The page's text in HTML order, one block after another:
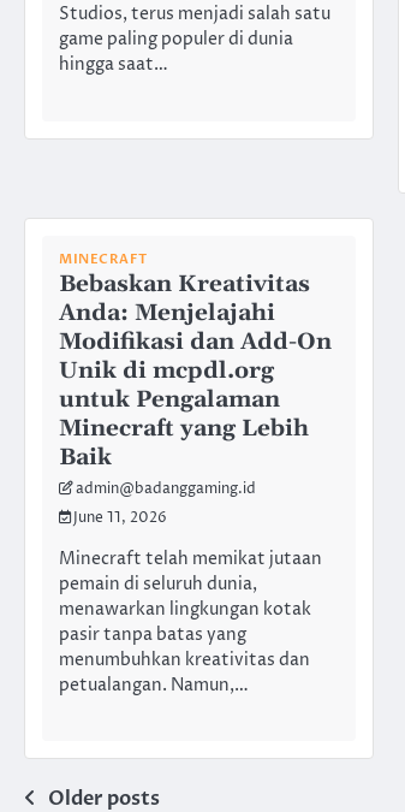
Studios, terus menjadi salah satu
game paling populer di dunia
hingga saat…
MINECRAFT
Bebaskan Kreativitas
Anda: Menjelajahi
Modifikasi dan Add-On
Unik di mcpdl.org
untuk Pengalaman
Minecraft yang Lebih
Baik
admin@badanggaming.id
June 11, 2026
Minecraft telah memikat jutaan
pemain di seluruh dunia,
menawarkan lingkungan kotak
pasir tanpa batas yang
menumbuhkan kreativitas dan
petualangan. Namun,…
Posts
Older posts